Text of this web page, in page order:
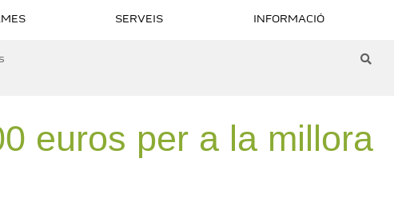
SERVEIS INFORMACIÓ
Especial 8M | Veus que
euros per a la millora